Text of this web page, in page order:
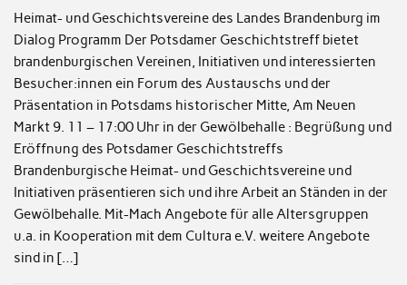
Heimat- und Geschichtsvereine des Landes Brandenburg im
Dialog Programm Der Potsdamer Geschichtstreff bietet
brandenburgischen Vereinen, Initiativen und interessierten
Besucher:innen ein Forum des Austauschs und der
Präsentation in Potsdams historischer Mitte, Am Neuen
Markt 9. 11 – 17:00 Uhr in der Gewölbehalle : Begrüßung und
Eröffnung des Potsdamer Geschichtstreffs
Brandenburgische Heimat- und Geschichtsvereine und
Initiativen präsentieren sich und ihre Arbeit an Ständen in der
Gewölbehalle. Mit-Mach Angebote für alle Altersgruppen
u.a. in Kooperation mit dem Cultura e.V. weitere Angebote
sind in […]